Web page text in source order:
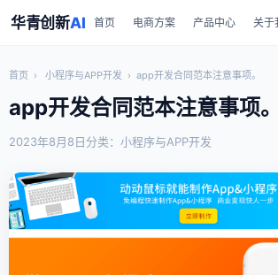
华青创新AI 首页 电商方案 产品中心 关于
首页 › 小程序与APP开发 › app开发合同范本注意事项。
app开发合同范本注意事项。
2023年8月8日分类：小程序与APP开发